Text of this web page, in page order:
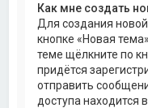
Как мне создать
Для создания
кнопке «Новая
теме щёлкните по
придётся
отправить
доступа находится